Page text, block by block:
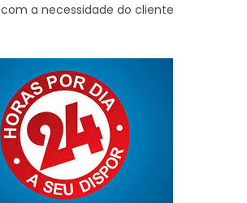
a necessidade do cliente